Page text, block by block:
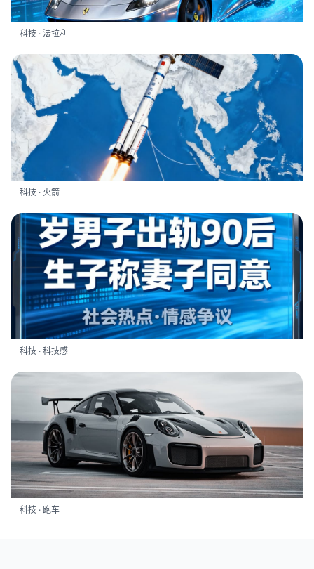
科技 · 法拉利
科技 · 火箭
科技 · 科技感
科技 · 跑车